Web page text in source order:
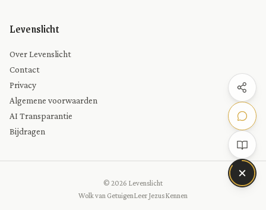
Levenslicht
Over Levenslicht
Contact
Privacy
Algemene voorwaarden
AI Transparantie
Bijdragen
© 2026 Levenslicht
Wolk van GetuigenLeer Jezus Kennen